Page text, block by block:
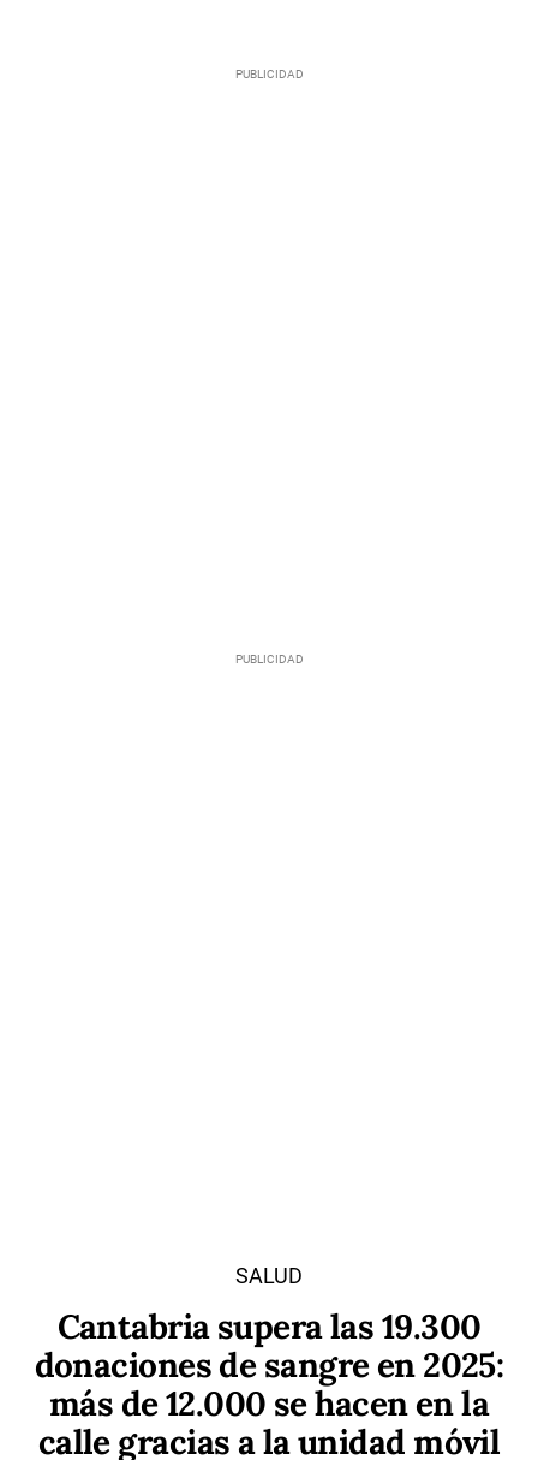
SALUD
Cantabria supera las 19.300
donaciones de sangre en 2025:
más de 12.000 se hacen en la
calle gracias a la unidad móvil